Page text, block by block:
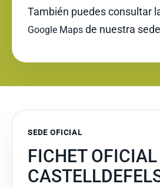
También puedes consultar
Google Maps de nuestra
SEDE OFICIAL
FICHET OFICIAL